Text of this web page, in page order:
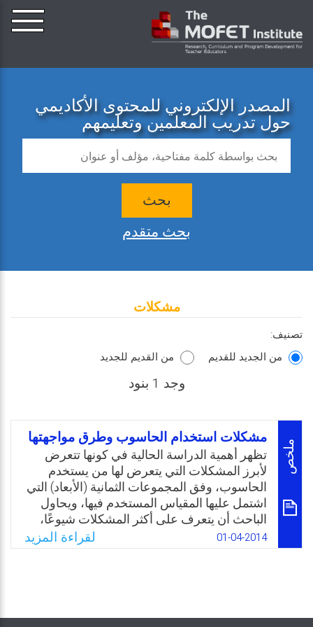
المصدر الإلكتروني للمحتوى الأكاديمي
حول تدريب المعلمين وتعليمهم
بحث
بحث متقدم
مشكلات
تصنيف:
من الجديد للقديم
من القديم للجديد
وجد 1 بنود
ملخص
مشكلات استخدام الحاسوب وطرق مواجهتها
تظهر أهمية الدراسة الحالية في كونها تتعرض
لأبرز المشكلات التي يتعرض لها من يستخدم
الحاسوب، وفق المجموعات الثمانية (الأبعاد) التي
اشتمل عليها المقياس المستخدم فيها، ويحاول
الباحث أن يتعرف على أكثر المشكلات شيوعًا،
والتي يتسبب في حدوثها الانهماك في استخدام
الحاسوب وفق متغير”الجنس”، وكذلك التعرف
مستخدمي الحاسوب واقتراحاتهم لطريقة العمل
01-04-2014 لقراءة المزيد